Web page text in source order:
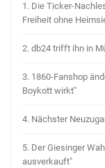
1. Die Ticker-
Freiheit ohne
2. db24 trifft ihn in
3. 1860-Fanshop
Boykott wirkt"
4. Nächster
5. Der Giesinger
ausverkauft"